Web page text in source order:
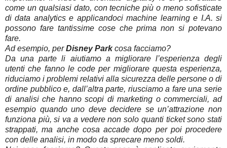
come un qualsiasi dato, con tecniche più o meno sofisticate
di data analytics e applicandoci machine learning e I.A. si
possono fare tantissime cose che prima non si potevano
fare.
Ad esempio, perDisney Parkcosa facciamo?
Da una parte li aiutiamo a migliorare l’esperienza degli
utenti che fanno le code per migliorare questa esperienza,
riduciamo i problemi relativi alla sicurezza delle persone o di
ordine pubblico e, dall’altra parte, riusciamo a fare una serie
di analisi che hanno scopi di marketing o commerciali, ad
esempio quando uno deve decidere se un’attrazione non
funziona più, si va a vedere non solo quanti ticket sono stati
strappati, ma anche cosa accade dopo per poi procedere
con delle analisi, in modo da sprecare meno soldi.